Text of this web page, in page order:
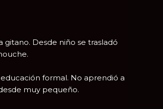
Desde niño se trasladó
formal. No aprendió a
muy pequeño.